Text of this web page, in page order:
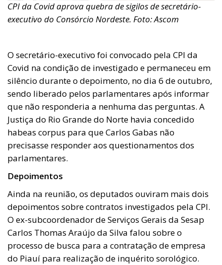
CPI da Covid aprova quebra de sigilos de secretário-
executivo do Consórcio Nordeste. Foto: Ascom
O secretário-executivo foi convocado pela CPI da
Covid na condição de investigado e permaneceu em
silêncio durante o depoimento, no dia 6 de outubro,
sendo liberado pelos parlamentares após informar
que não responderia a nenhuma das perguntas. A
Justiça do Rio Grande do Norte havia concedido
habeas corpus para que Carlos Gabas não
precisasse responder aos questionamentos dos
parlamentares.
Depoimentos
Ainda na reunião, os deputados ouviram mais dois
depoimentos sobre contratos investigados pela CPI.
O ex-subcoordenador de Serviços Gerais da Sesap
Carlos Thomas Araújo da Silva falou sobre o
processo de busca para a contratação de empresa
do Piauí para realização de inquérito sorológico.